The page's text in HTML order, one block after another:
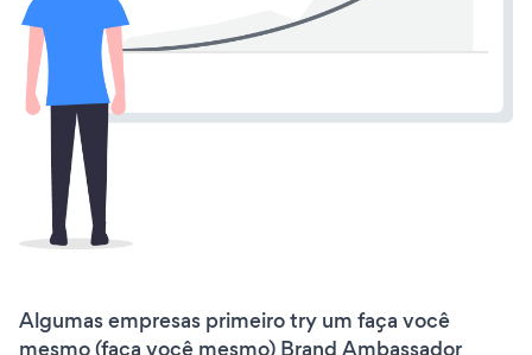
Algumas empresas primeiro try um faça você
mesmo (faça você mesmo) Brand Ambassador